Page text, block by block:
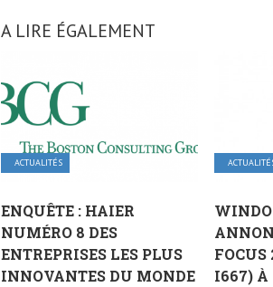
A LIRE ÉGALEMENT
ACTUALITÉS
ENQUÊTE : HAIER
NUMÉRO 8 DES
ENTREPRISES LES PLUS
INNOVANTES DU MONDE
FOCUS
I667) À